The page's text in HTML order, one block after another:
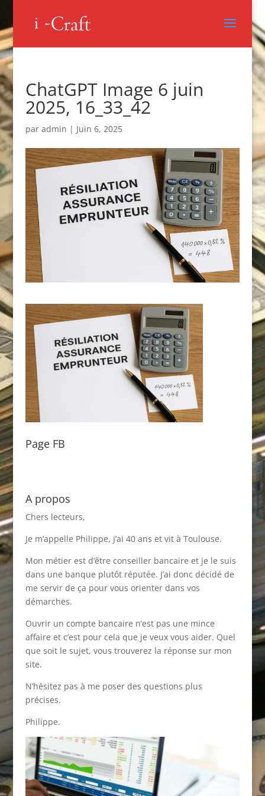
ChatGPT Image 6 juin
2025, 16_33_42
par admin | Juin 6, 2025
Page FB
A propos
Chers lecteurs,
Je m’appelle Philippe, j’ai 40 ans et vit à Toulouse.
Mon métier est d’être conseiller bancaire et je le suis
dans une banque plutôt réputée. J’ai donc décidé de
me servir de ça pour vous orienter dans vos
démarches.
Ouvrir un compte bancaire n’est pas une mince
affaire et c’est pour cela que je veux vous aider. Quel
que soit le sujet, vous trouverez la réponse sur mon
site.
N’hésitez pas à me poser des questions plus
précises.
Philippe.